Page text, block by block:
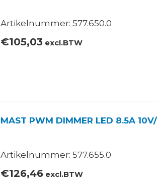
Artikelnummer: 577.650.0
€105,03 excl.BTW
MAST PWM DIMMER LED 8.5A
Artikelnummer: 577.655.0
€126,46 excl.BTW